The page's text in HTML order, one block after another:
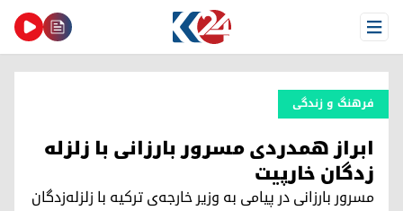
Open Menu
فرهنگ و زندگی
ابراز همدردی مسرور بارزانی با زلزله‌
زدگان خارپیت
مسرور بارزانی در پیامی به وزیر خارجه‌ی ترکیه با زلزله‌زدگان